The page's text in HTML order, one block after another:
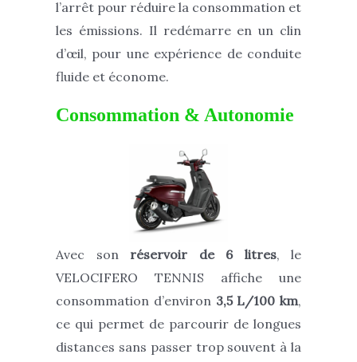
l’arrêt pour réduire la consommation et
les émissions. Il redémarre en un clin
d’œil, pour une expérience de conduite
fluide et économe.
Consommation & Autonomie
Avec son réservoir de 6 litres, le
VELOCIFERO TENNIS affiche une
consommation d’environ 3,5 L/100 km,
ce qui permet de parcourir de longues
distances sans passer trop souvent à la